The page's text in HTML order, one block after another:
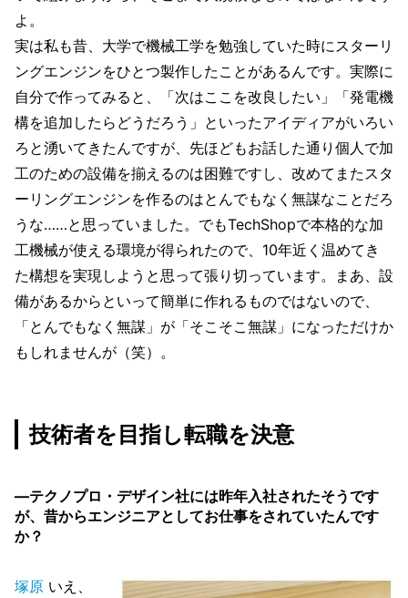
よ。
実は私も昔、大学で機械工学を勉強していた時にスターリ
ングエンジンをひとつ製作したことがあるんです。実際に
自分で作ってみると、「次はここを改良したい」「発電機
構を追加したらどうだろう」といったアイディアがいろい
ろと湧いてきたんですが、先ほどもお話した通り個人で加
工のための設備を揃えるのは困難ですし、改めてまたスタ
ーリングエンジンを作るのはとんでもなく無謀なことだろ
うな……と思っていました。でもTechShopで本格的な加
工機械が使える環境が得られたので、10年近く温めてき
た構想を実現しようと思って張り切っています。まあ、設
備があるからといって簡単に作れるものではないので、
「とんでもなく無謀」が「そこそこ無謀」になっただけか
もしれませんが（笑）。
技術者を目指し転職を決意
―テクノプロ・デザイン社には昨年入社されたそうです
が、昔からエンジニアとしてお仕事をされていたんです
か？
塚原 いえ、